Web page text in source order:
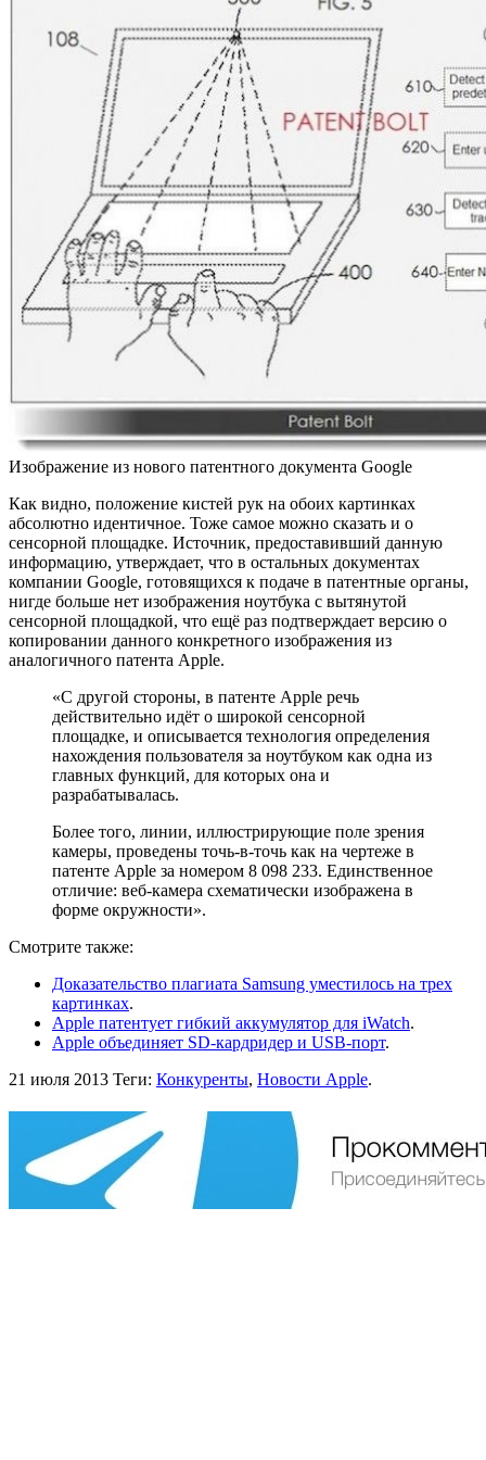
Изображение из нового патентного документа Google
Как видно, положение кистей рук на обоих картинках
абсолютно идентичное. Тоже самое можно сказать и о
сенсорной площадке. Источник, предоставивший данную
информацию, утверждает, что в остальных документах
компании Google, готовящихся к подаче в патентные органы,
нигде больше нет изображения ноутбука с вытянутой
сенсорной площадкой, что ещё раз подтверждает версию о
копировании данного конкретного изображения из
аналогичного патента Apple.
«С другой стороны, в патенте Apple речь
действительно идёт о широкой сенсорной
площадке, и описывается технология определения
нахождения пользователя за ноутбуком как одна из
главных функций, для которых она и
разрабатывалась.
Более того, линии, иллюстрирующие поле зрения
камеры, проведены точь-в-точь как на чертеже в
патенте Apple за номером 8 098 233. Единственное
отличие: веб-камера схематически изображена в
форме окружности».
Смотрите также:
Доказательство плагиата Samsung уместилось на трех
картинках.
Apple патентует гибкий аккумулятор для iWatch.
Apple объединяет SD-кардридер и USB-порт.
21 июля 2013 Теги: Конкуренты, Новости Apple.